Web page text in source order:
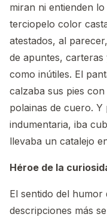
miran ni entienden
terciopelo color
atestados, al
de apuntes,
como inútiles. El
calzaba sus pies
polainas de cuero.
indumentaria, iba
llevaba un catalejo
Héroe de la
El sentido del
descripciones más